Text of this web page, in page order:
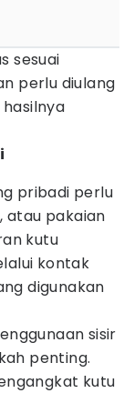
sesuai
perlu diulang
pribadi perlu
atau pakaian
kutu
kontak
digunakan
sisir
penting.
kutu